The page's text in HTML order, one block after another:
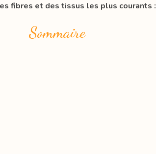
fibres et des tissus les plus courants :
Sommaire